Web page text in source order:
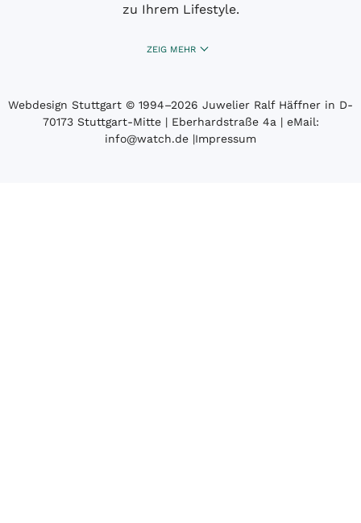
zu Ihrem Lifestyle.
ZEIG MEHR
Webdesign Stuttgart © 1994­–2026 Juwelier Ralf Häffner in D-
70173 Stuttgart-Mitte | Eberhardstraße 4a | eMail:
info@watch.de |Impressum